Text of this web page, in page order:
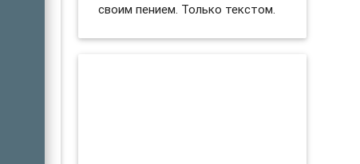
своим пением. Только текстом.